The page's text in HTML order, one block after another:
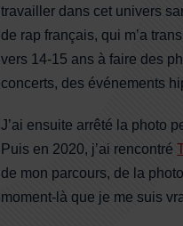
travailler dans cet univers
de rap français, qui m’a
vers 14-15 ans à faire des
concerts, des événements
J’ai ensuite arrêté la photo
Puis en 2020, j’ai rencontré
de mon parcours, de la
moment-là que je me suis